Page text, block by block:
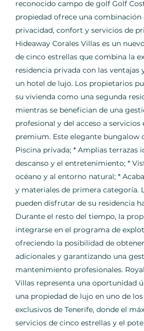
reconocido campo de golf Golf
propiedad ofrece una combinación
privacidad, confort y servicios de
Hideaway Corales Villas es un
de cinco estrellas que combina la
residencia privada con las ventajas
un hotel de lujo. Los propietarios
su vivienda como una segunda
mientras se benefician de una
profesional y del acceso a servicios
premium. Este elegante bungalow
Piscina privada; * Amplias terrazas
descanso y el entretenimiento; *
océano y al entorno natural; *
y materiales de primera categoría.
pueden disfrutar de su residencia
Durante el resto del tiempo, la
integrarse en el programa de
ofreciendo la posibilidad de
adicionales y garantizando una
mantenimiento profesionales.
Villas representa una oportunidad
una propiedad de lujo en uno de
exclusivos de Tenerife, donde el
servicios de cinco estrellas y el